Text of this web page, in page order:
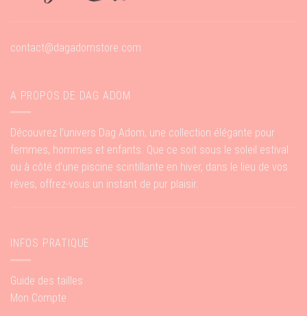
contact@dagadomstore.com
A PROPOS DE DAG ADOM
Découvrez l’univers Dag Adom, une collection élégante pour
femmes, hommes et enfants. Que ce soit sous le soleil estival
ou à côté d’une piscine scintillante en hiver, dans le lieu de vos
rêves, offrez-vous un instant de pur plaisir.
INFOS PRATIQUE
Guide des tailles
Mon Compte